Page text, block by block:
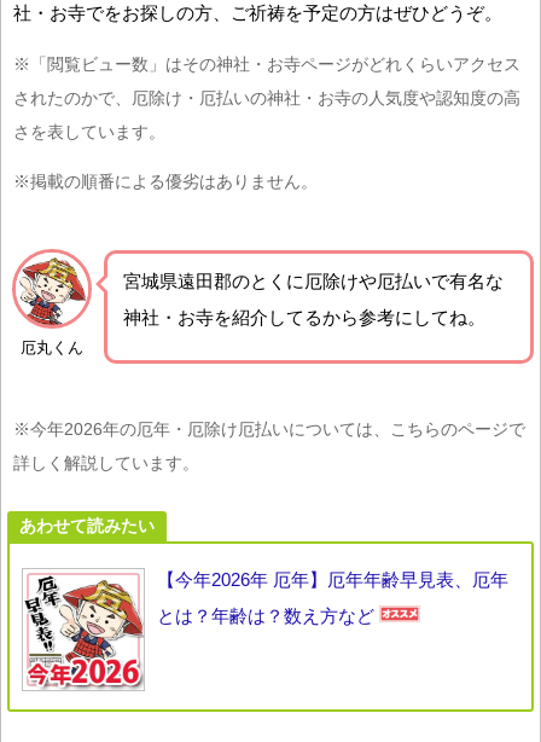
社・お寺でをお探しの方、ご祈祷を予定の方はぜひどうぞ。
※「閲覧ビュー数」はその神社・お寺ページがどれくらいアクセス
されたのかで、厄除け・厄払いの神社・お寺の人気度や認知度の高
さを表しています。
※掲載の順番による優劣はありません。
厄丸くん
宮城県遠田郡のとくに厄除けや厄払いで有名な
神社・お寺を紹介 してるから参考にしてね。
※今年2026年の厄年・厄除け厄払いについては、こちらのページで
詳しく解説しています。
あわせて読みたい
【今年2026年 厄年】厄年年齢早見表、厄年
とは？年齢は？数え方など